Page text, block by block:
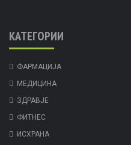
КАТЕГОРИИ
ФАРМАЦИЈА
МЕДИЦИНА
ЗДРАВЈЕ
ФИТНЕС
ИСХРАНА